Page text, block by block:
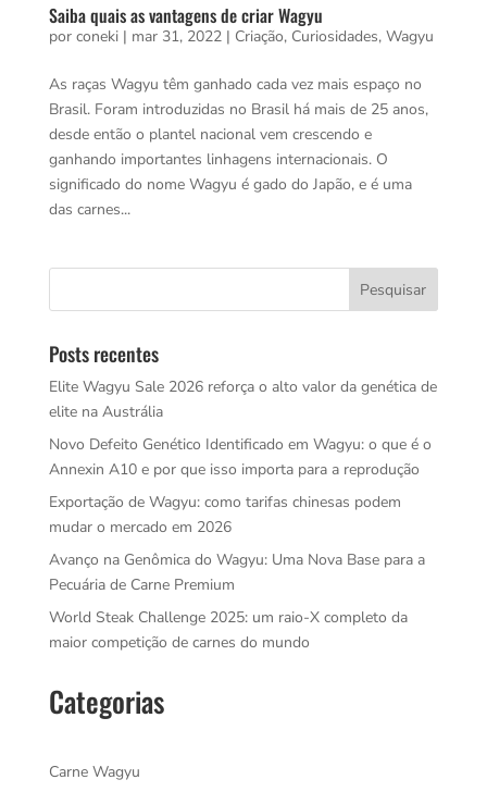
Saiba quais as vantagens de criar Wagyu
por coneki| mar 31, 2022| Criação, Curiosidades, Wagyu
As raças Wagyu têm ganhado cada vez mais espaço no
Brasil. Foram introduzidas no Brasil há mais de 25 anos,
desde então o plantel nacional vem crescendo e
ganhando importantes linhagens internacionais. O
significado do nome Wagyu é gado do Japão, e é uma
das carnes...
Posts recentes
Elite Wagyu Sale 2026 reforça o alto valor da genética de
elite na Austrália
Novo Defeito Genético Identificado em Wagyu: o que é o
Annexin A10 e por que isso importa para a reprodução
Exportação de Wagyu: como tarifas chinesas podem
mudar o mercado em 2026
Avanço na Genômica do Wagyu: Uma Nova Base para a
Pecuária de Carne Premium
World Steak Challenge 2025: um raio-X completo da
maior competição de carnes do mundo
Categorias
Carne Wagyu